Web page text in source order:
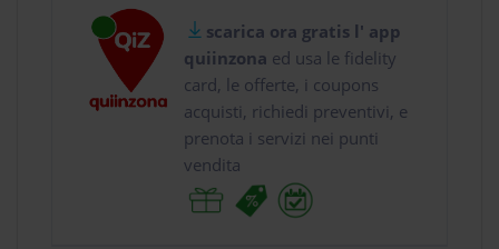
scarica ora gratis l' app
quiinzona ed usa le fidelity
card, le offerte, i coupons
acquisti, richiedi preventivi, e
prenota i servizi nei punti
vendita